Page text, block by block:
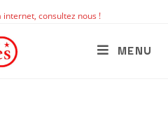
consultez nous !
MENU